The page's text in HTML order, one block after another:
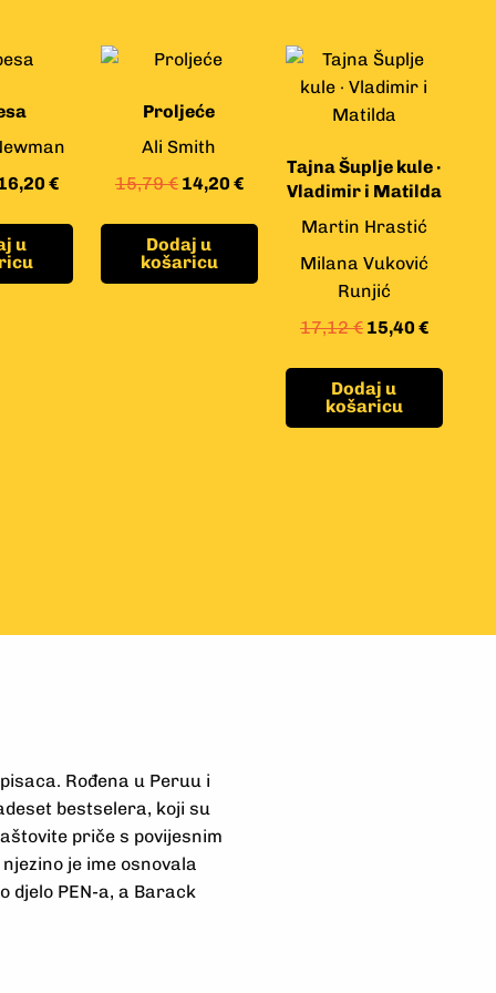
€
u
Proljeće
Ali Smith
15,79€ 14,20 €
Dodaj u
košaricu
Tajna Šuplje kule ·
Vladimir i Matilda
Martin Hrastić
Milana Vuković
Runjić
17,12€ 15,40 €
Dodaj u
košaricu
Rođena u Peruu i
bestselera, koji su
priče s povijesnim
je ime osnovala
djelo PEN-a, a Barack